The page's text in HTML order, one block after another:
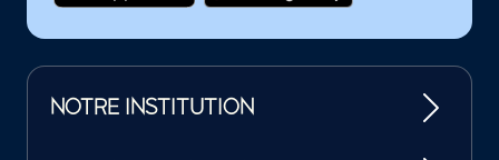
NOTRE INSTITUTION